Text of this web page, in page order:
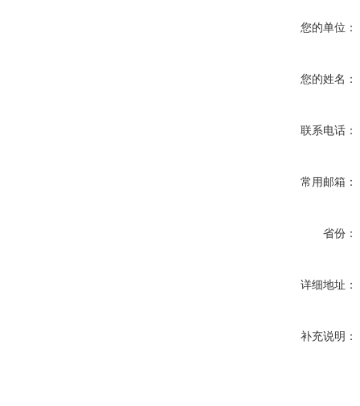
您的单位：
您的姓名：
联系电话：
常用邮箱：
省份：
详细地址：
补充说明：